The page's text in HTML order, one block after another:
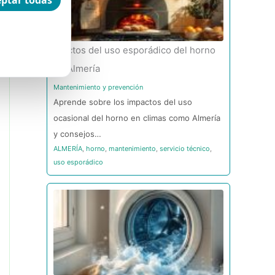
Efectos del uso esporádico del horno
en Almería
Mantenimiento y prevención
Aprende sobre los impactos del uso
ocasional del horno en climas como Almería
y consejos…
ALMERÍA, horno, mantenimiento, servicio técnico,
uso esporádico